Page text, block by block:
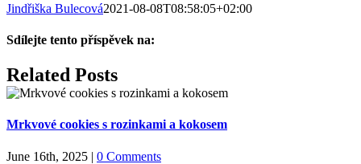
Jindřiška Bulecová2021-08-08T08:58:05+02:00
Sdílejte tento příspěvek na:
Facebook
X
LinkedIn
WhatsApp
Pinterest
Email
Related Posts
Mrkvové cookies s rozinkami a kokosem
June 16th, 2025 | 0 Comments